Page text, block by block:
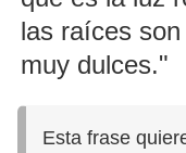
las raíces
muy dulces."
Esta frase